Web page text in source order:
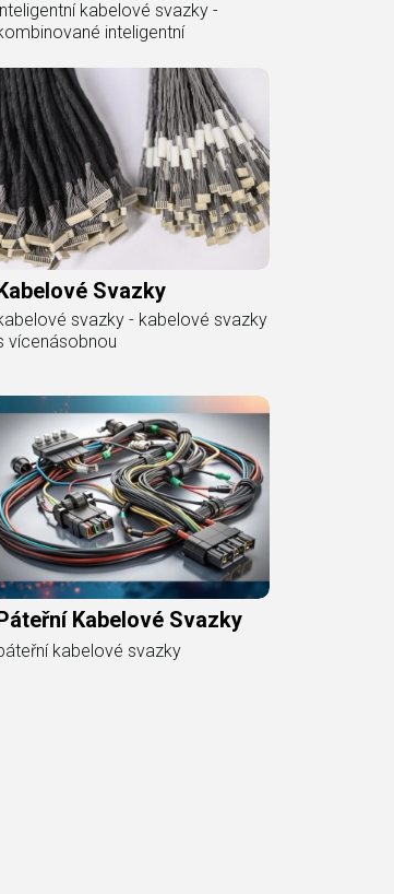
kabelové svazky -
inteligentní
Svazky
svazky - kabelové svazky
vícenásobnou
Kabelové Svazky
kabelové svazky